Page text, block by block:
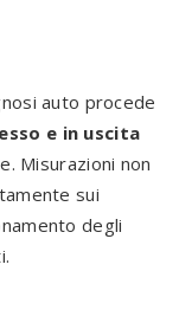
auto procede
e in uscita
Misurazioni non
sui
degli